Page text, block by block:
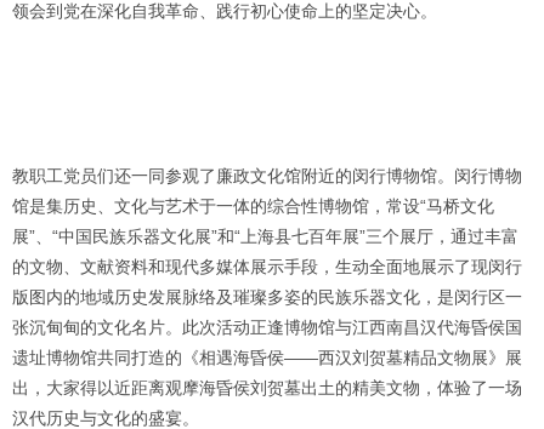
领会到党在深化自我革命、践行初心使命上的坚定决心。
教职工党员们还一同参观了廉政文化馆附近的闵行博物馆。闵行博物
馆是集历史、文化与艺术于一体的综合性博物馆，常设“马桥文化
展”、“中国民族乐器文化展”和“上海县七百年展”三个展厅，通过丰富
的文物、文献资料和现代多媒体展示手段，生动全面地展示了现闵行
版图内的地域历史发展脉络及璀璨多姿的民族乐器文化，是闵行区一
张沉甸甸的文化名片。此次活动正逢博物馆与江西南昌汉代海昏侯国
遗址博物馆共同打造的《相遇海昏侯——西汉刘贺墓精品文物展》展
出，大家得以近距离观摩海昏侯刘贺墓出土的精美文物，体验了一场
汉代历史与文化的盛宴。